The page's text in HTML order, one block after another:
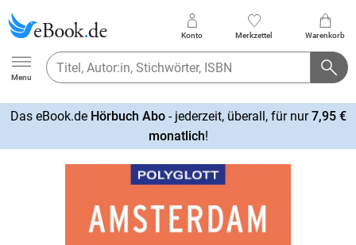
Ebook.de
Menu
Konto Merkzettel Warenkorb
Das eBook.de Hörbuch Abo- jederzeit, überall, für nur7,95 €
monatlich!